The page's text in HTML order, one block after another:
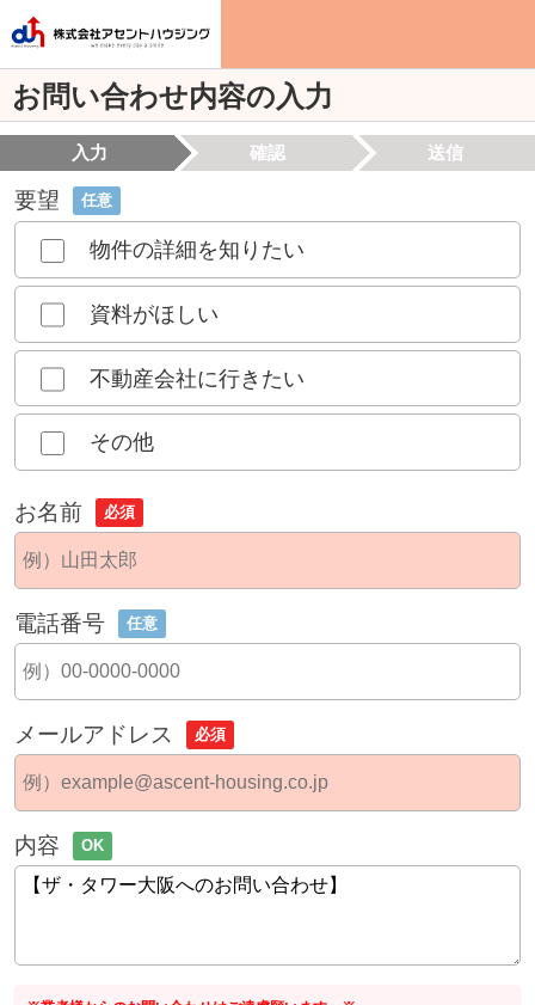
お問い合わせ内容の入力
入力 確認 送信
要望 任意
物件の詳細を知りたい
資料がほしい
不動産会社に行きたい
その他
お名前 必須
電話番号 任意
メールアドレス 必須
内容 OK